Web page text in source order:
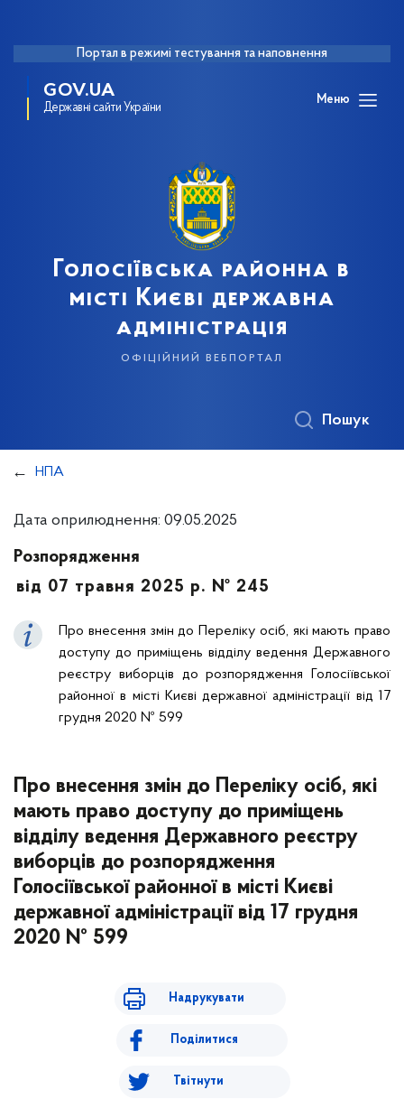
Портал в режимі тестування та наповнення
GOV.UA
Державні сайти України
Меню
Голосіївська районна в
місті Києві державна
адміністрація
офіційний вебпортал
Пошук
НПА
Дата оприлюднення: 09.05.2025
Розпорядження
від 07 травня 2025 р. № 245
Про внесення змін до Переліку осіб, які мають право
доступу до приміщень відділу ведення Державного
реєстру виборців до розпорядження Голосіївської
районної в місті Києві державної адміністрації від 17
грудня 2020 № 599
Про внесення змін до Переліку осіб, які
мають право доступу до приміщень
відділу ведення Державного реєстру
виборців до розпорядження
Голосіївської районної в місті Києві
державної адміністрації від 17 грудня
2020 № 599
Надрукувати
Поділитися
Твітнути